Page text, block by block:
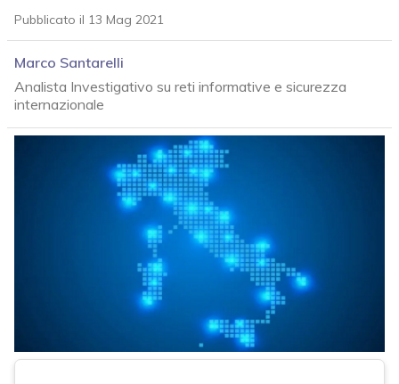
Pubblicato il 13 Mag 2021
Marco Santarelli
Analista Investigativo su reti informative e sicurezza
internazionale